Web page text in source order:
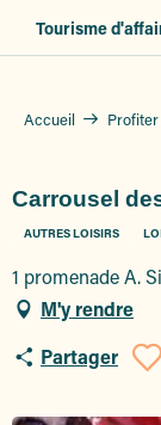
Tourisme
Accueil Profiter
Carrousel
AUTRES LOISIRS
1 promenade A.
M'y rendre
Partager